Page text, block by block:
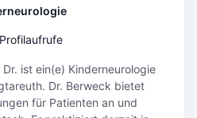
Profilaufrufe
ist ein(e) Kinderneurologie
Dr. Berweck bietet
für Patienten an und